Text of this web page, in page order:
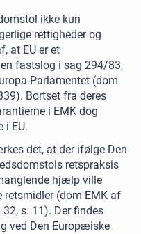
ikke kun
rettigheder og
at EU er et
fastslog i sag 294/83,
Parlamentet (dom
Bortset fra deres
i EMK dog
i EU.
det, at der ifølge Den
retspraksis
hjælp ville
(dom EMK af
32, s. 11). Der findes
ved Den Europæiske